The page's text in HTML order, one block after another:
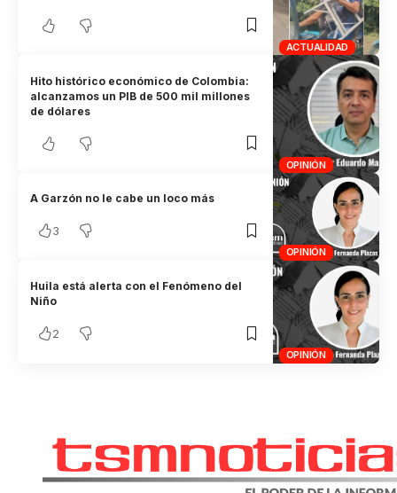
ACTUALIDAD
OPINIÓN
Hito histórico económico de Colombia:
alcanzamos un PIB de 500 mil millones
de dólares
OPINIÓN
A Garzón no le cabe un loco más
3
OPINIÓN
Huila está alerta con el Fenómeno del
Niño
2